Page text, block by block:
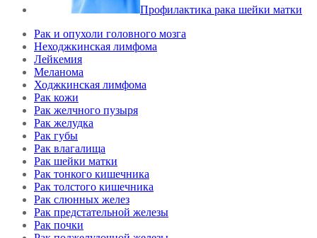
Профилактика рака шейки матки
Рак и опухоли головного мозга
Неходжкинская лимфома
Лейкемия
Меланома
Ходжкинская лимфома
Рак кожи
Рак желчного пузыря
Рак желудка
Рак губы
Рак влагалища
Рак шейки матки
Рак тонкого кишечника
Рак толстого кишечника
Рак слюнных желез
Рак предстательной железы
Рак почки